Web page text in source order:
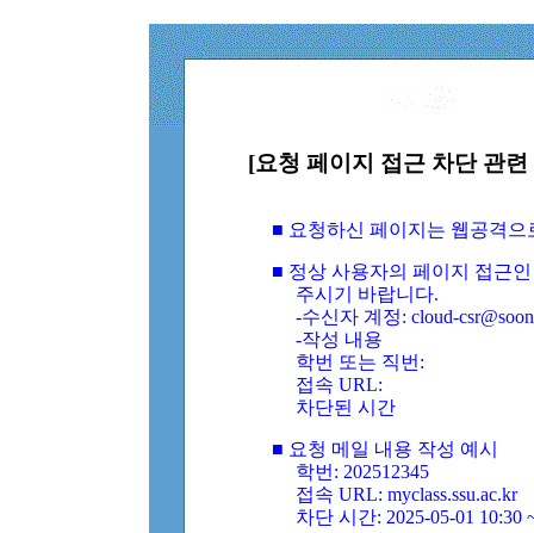
[요청 페이지 접근 차단 관
■ 요청하신 페이지는 웹공격
■ 정상 사용자의 페이지 접근
주시기 바랍니다.
-수신자 계정: cloud-
-작성 내용
학번 또는 직번:
접속 URL:
차단된 시간
■ 요청 메일 내용 작성 예시
학번: 202512345
접속 URL: myclass.ssu.ac.kr
차단 시간: 2025-05-01 10:30